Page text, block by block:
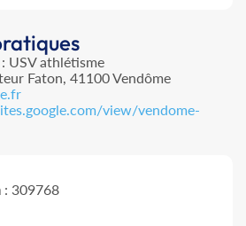
USV athlétisme
Faton, 41100 Vendôme
view/vendome-
: 309768